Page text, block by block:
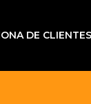
DE CLIENTES